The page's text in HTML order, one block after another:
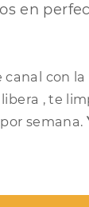
en
canal con
, te
semana.